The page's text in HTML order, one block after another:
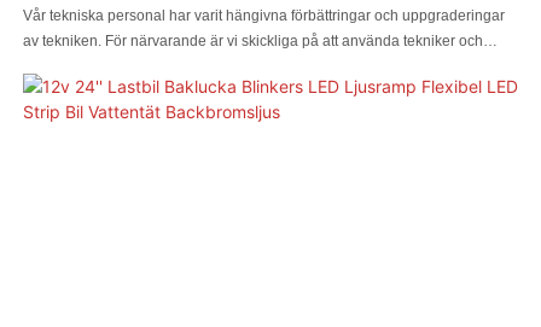
Vår tekniska personal har varit hängivna förbättringar och uppgraderingar
av tekniken. För närvarande är vi skickliga på att använda tekniker och
vita blixtljus för fordon. Dess användningsområden har utökats avsevärt i
takt med att dess fördelar fortsätter att upptäckas. För närvarande används